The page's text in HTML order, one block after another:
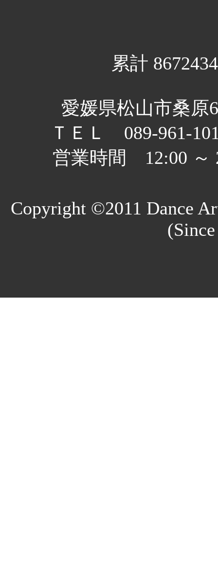
累計
愛媛県松山市桑原
ＴＥＬ 089-961-
営業時間 12:00
Copyright ©2011 Dance